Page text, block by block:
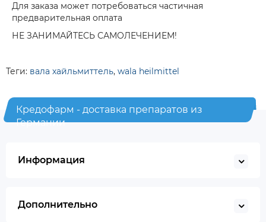
Для заказа может потребоваться частичная
предварительная оплата
НЕ ЗАНИМАЙТЕСЬ САМОЛЕЧЕНИЕМ!
Теги: вала хайльмиттель, wala heilmittel
Кредофарм - доставка препаратов из
Германии
Информация
Дополнительно